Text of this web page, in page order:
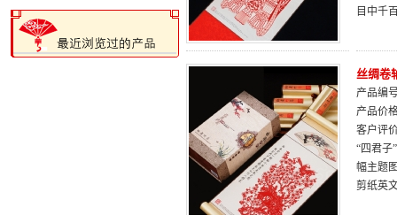
目中千
丝绸卷
产品编
产品价
客户评
“四君子
幅主题
剪纸英